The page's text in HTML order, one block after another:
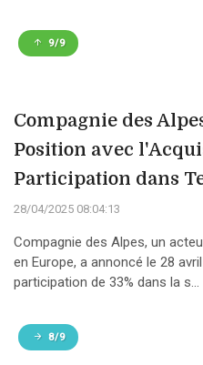
9/9
Compagnie des
Position avec
Participation dans
28/04/2025 08:04:13
Compagnie des Alpes, un
en Europe, a annoncé le 28
participation de 33% dans la s...
8/9